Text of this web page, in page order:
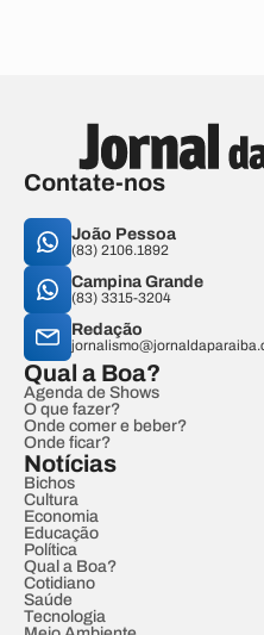
Contate-nos
João Pessoa
(83) 2106.1892
Campina Grande
(83) 3315-3204
Redação
Qual a Boa?
Agenda de Shows
O que fazer?
Onde comer e beber?
Onde ficar?
Notícias
Bichos
Cultura
Economia
Educação
Política
Qual a Boa?
Cotidiano
Saúde
Tecnologia